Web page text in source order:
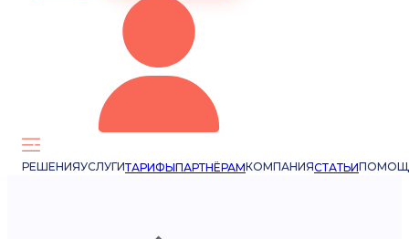
РЕШЕНИЯУСЛУГИТАРИФЫПАРТНЁРАМКОМПАНИЯСТАТЬИ